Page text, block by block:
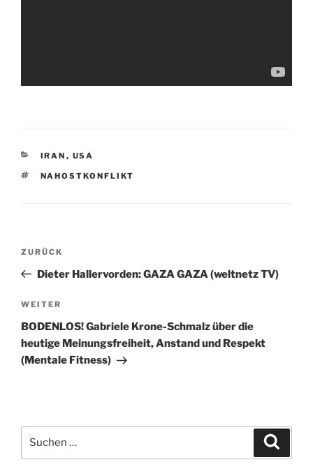
KATEGORIEN
IRAN , USA
SCHLAGWÖRTER
NAHOSTKONFLIKT
Beitragsnavigation
Vorheriger
Beitrag
ZURÜCK
Dieter Hallervorden: GAZA GAZA (weltnetz TV)
Nächster
Beitrag
WEITER
BODENLOS! Gabriele Krone-Schmalz über die
heutige Meinungsfreiheit, Anstand und Respekt
(Mentale Fitness)
nach: